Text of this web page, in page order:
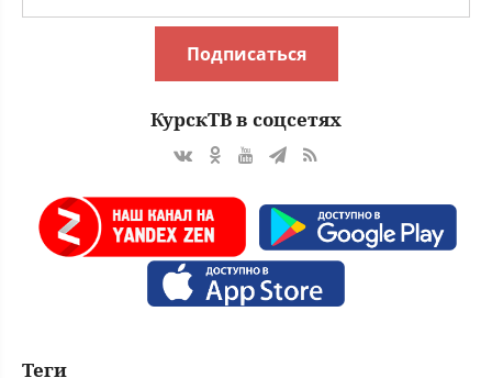
Подписаться
КурскТВ в соцсетях
Теги